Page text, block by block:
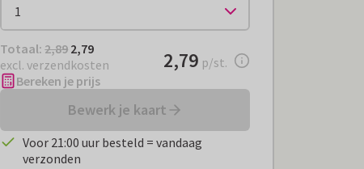
Totaal: € 2,79
Totaal: 2,89 2,79
excl. verzendkosten
€ 2,79per stuk
2,79 p/st.
Bereken je prijs
Bewerk je kaart
Voor 21:00 uur besteld = vandaag
verzonden